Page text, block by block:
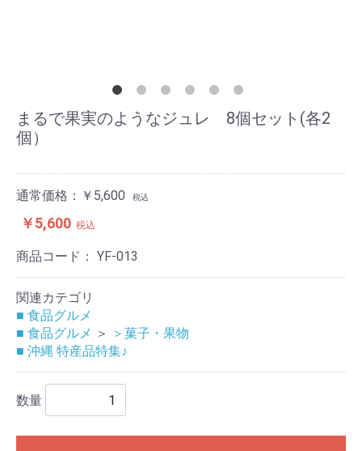
まるで果実のようなジュレ 8個セット(各2
個）
通常価格：￥5,600 税込
￥5,600 税込
商品コード： YF-013
関連カテゴリ
■ 食品グルメ
■ 食品グルメ ＞
＞菓子・果物
■ 沖縄 特産品特集♪
数量